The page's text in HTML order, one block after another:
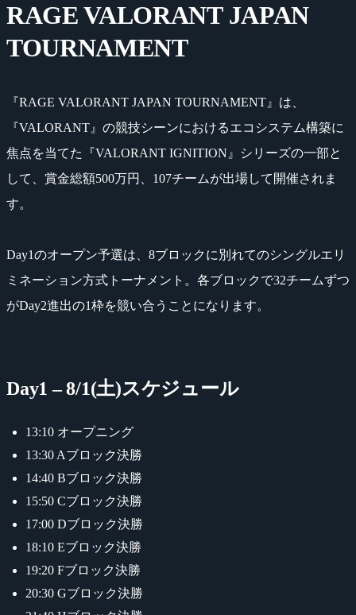
RAGE VALORANT JAPAN
TOURNAMENT
『RAGE VALORANT JAPAN TOURNAMENT』は、
『VALORANT』の競技シーンにおけるエコシステム構築に
焦点を当てた『VALORANT IGNITION』シリーズの一部と
して、賞金総額500万円、107チームが出場して開催されま
す。
Day1のオープン予選は、8ブロックに別れてのシングルエリ
ミネーション方式トーナメント。各ブロックで32チームずつ
がDay2進出の1枠を競い合うことになります。
Day1 – 8/1(土)スケジュール
13:10 オープニング
13:30 Aブロック決勝
14:40 Bブロック決勝
15:50 Cブロック決勝
17:00 Dブロック決勝
18:10 Eブロック決勝
19:20 Fブロック決勝
20:30 Gブロック決勝